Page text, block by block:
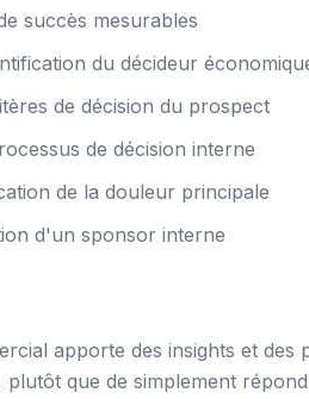
succès mesurables
du décideur
de décision du prospect
de décision interne
de la douleur principale
d'un sponsor interne
apporte des insights et des
que de simplement